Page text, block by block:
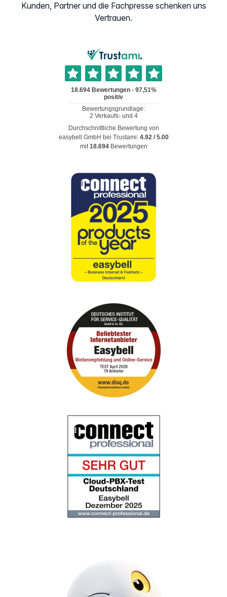
Kunden, Partner und die Fachpresse schenken uns
Vertrauen.
Durchschnittliche Bewertung von
easybell GmbH bei Trustami: 4.92/ 5.00
mit18.694 Bewertungen